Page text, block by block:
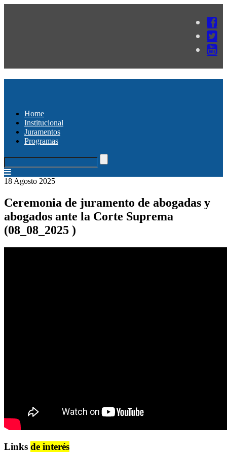
Home
Institucional
Juramentos
Programas
18 Agosto 2025
Ceremonia de juramento de abogadas y
abogados ante la Corte Suprema
(08_08_2025 )
Links de interés